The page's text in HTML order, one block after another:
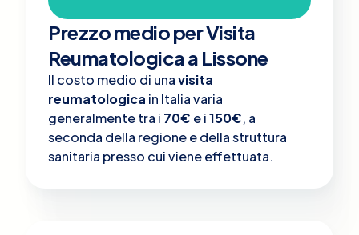
Prezzo medio per Visita
Reumatologica a Lissone
Il costo medio di unavisita
reumatologica in Italia varia
generalmente tra i 70€ e i150€, a
seconda della regione e della struttura
sanitaria presso cui viene effettuata.